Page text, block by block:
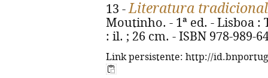
13 -Literatura
Moutinho. - 1ª ed. - Lisboa :
: il. ; 26 cm. - ISBN 978-989-
Link persistente: http://